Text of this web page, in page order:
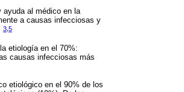
ayuda al médico en la
a causas infecciosas y
3 5
etiología en el 70%:
causas infecciosas más
etiológico en el 90% de los